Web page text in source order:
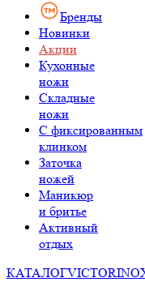
Бренды
Новинки
Акции
Кухонные
ножи
Складные
ножи
C фиксированным
клинком
Заточка
ножей
Маникюр
и бритье
Активный
отдых
КАТАЛОГ